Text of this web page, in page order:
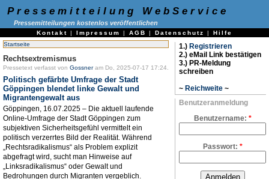
Pressemitteilung WebService
Pressemitteilungen kostenlos veröffentlichen
Kontakt | Impressum | AGB | Datenschutz | Hilfe
Startseite
Rechtsextremismus
Pressetext verfasst von Gossneram Do, 2025-07-17 17:24.
Politisch gefärbte Umfrage der Stadt
Göppingen blendet linke Gewalt und
Migrantengewalt aus
Göppingen, 16.07.2025 – Die aktuell laufende
Online-Umfrage der Stadt Göppingen zum
subjektiven Sicherheitsgefühl vermittelt ein
politisch verzerrtes Bild der Realität. Während
„Rechtsradikalismus“ als Problem explizit
abgefragt wird, sucht man Hinweise auf
„Linksradikalismus“ oder Gewalt und
Bedrohungen durch Migranten vergeblich.
1.) Registrieren
2.) eMail Link bestätigen
3.) PR-Meldung
schreiben
~ Reichweite ~
Benutzeranmeldung
Benutzername: *
Passwort: *